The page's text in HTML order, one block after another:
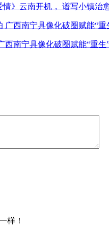
》云南开机， 谱写小镇治
西南宁具像化破圈赋能“重生
样！